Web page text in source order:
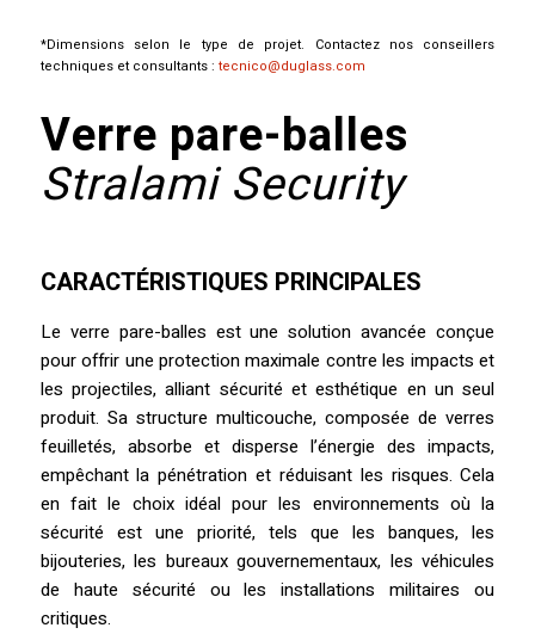
*Dimensions selon le type de projet. Contactez nos conseillers
techniques et consultants : tecnico@duglass.com
Verre pare-balles
Stralami Security
CARACTÉRISTIQUES PRINCIPALES
Le verre pare-balles est une solution avancée conçue
pour offrir une protection maximale contre les impacts et
les projectiles, alliant sécurité et esthétique en un seul
produit. Sa structure multicouche, composée de verres
feuilletés, absorbe et disperse l’énergie des impacts,
empêchant la pénétration et réduisant les risques. Cela
en fait le choix idéal pour les environnements où la
sécurité est une priorité, tels que les banques, les
bijouteries, les bureaux gouvernementaux, les véhicules
de haute sécurité ou les installations militaires ou
critiques.